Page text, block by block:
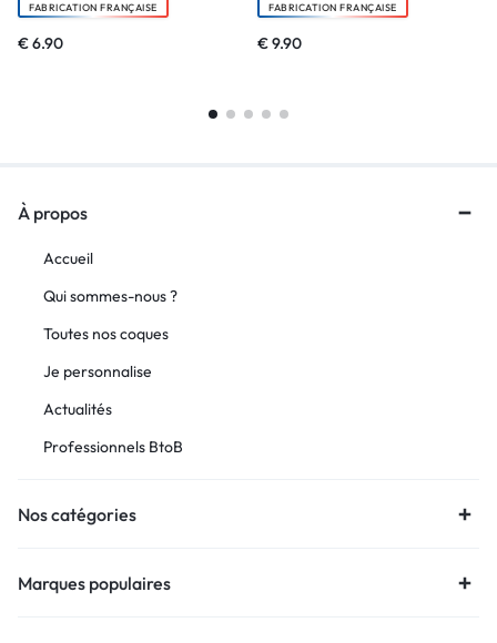
FABRICATION FRANÇAISE
€6.90
FABRICATION FRANÇAISE
€9.90
À propos
Accueil
Qui sommes-nous ?
Toutes nos coques
Je personnalise
Actualités
Professionnels BtoB
Nos catégories
Marques populaires